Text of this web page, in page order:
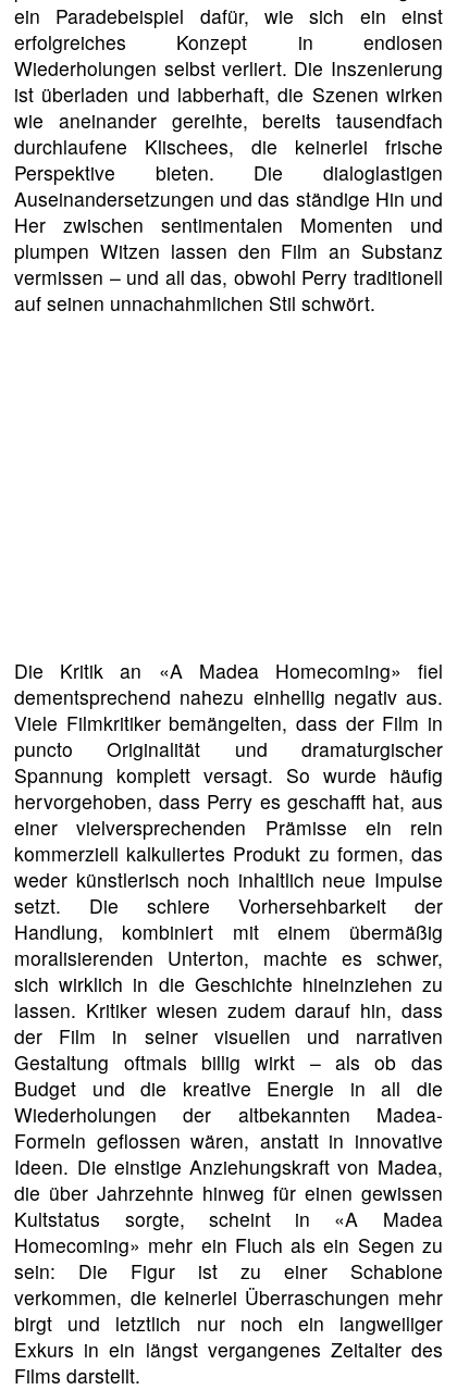
ein Paradebeispiel dafür, wie sich ein einst
erfolgreiches Konzept in endlosen
Wiederholungen selbst verliert. Die Inszenierung
ist überladen und labberhaft, die Szenen wirken
wie aneinander gereihte, bereits tausendfach
durchlaufene Klischees, die keinerlei frische
Perspektive bieten. Die dialoglastigen
Auseinandersetzungen und das ständige Hin und
Her zwischen sentimentalen Momenten und
plumpen Witzen lassen den Film an Substanz
vermissen – und all das, obwohl Perry traditionell
auf seinen unnachahmlichen Stil schwört.
Die Kritik an «A Madea Homecoming» fiel
dementsprechend nahezu einhellig negativ aus.
Viele Filmkritiker bemängelten, dass der Film in
puncto Originalität und dramaturgischer
Spannung komplett versagt. So wurde häufig
hervorgehoben, dass Perry es geschafft hat, aus
einer vielversprechenden Prämisse ein rein
kommerziell kalkuliertes Produkt zu formen, das
weder künstlerisch noch inhaltlich neue Impulse
setzt. Die schiere Vorhersehbarkeit der
Handlung, kombiniert mit einem übermäßig
moralisierenden Unterton, machte es schwer,
sich wirklich in die Geschichte hineinziehen zu
lassen. Kritiker wiesen zudem darauf hin, dass
der Film in seiner visuellen und narrativen
Gestaltung oftmals billig wirkt – als ob das
Budget und die kreative Energie in all die
Wiederholungen der altbekannten Madea-
Formeln geflossen wären, anstatt in innovative
Ideen. Die einstige Anziehungskraft von Madea,
die über Jahrzehnte hinweg für einen gewissen
Kultstatus sorgte, scheint in «A Madea
Homecoming» mehr ein Fluch als ein Segen zu
sein: Die Figur ist zu einer Schablone
verkommen, die keinerlei Überraschungen mehr
birgt und letztlich nur noch ein langweiliger
Exkurs in ein längst vergangenes Zeitalter des
Films darstellt.